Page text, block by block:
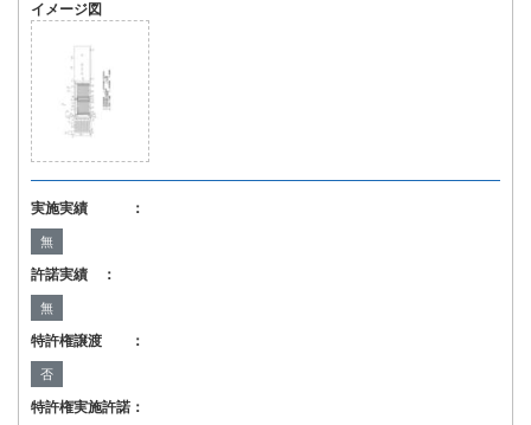
イメージ図
実施実績 ：
無
許諾実績 ：
無
特許権譲渡 ：
否
特許権実施許諾：